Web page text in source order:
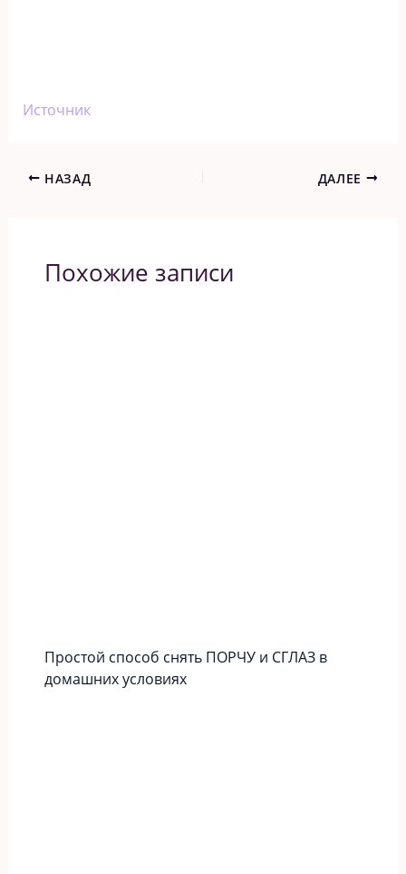
Источник
НАЗАД ДАЛЕЕ
Похожие записи
Простой способ снять ПОРЧУ и СГЛАЗ в
домашних условиях